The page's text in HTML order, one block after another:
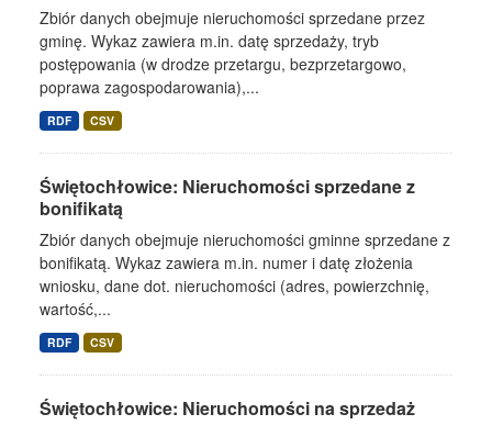
Zbiór danych obejmuje nieruchomości sprzedane przez
gminę. Wykaz zawiera m.in. datę sprzedaży, tryb
postępowania (w drodze przetargu, bezprzetargowo,
poprawa zagospodarowania),...
RDF CSV
Świętochłowice: Nieruchomości sprzedane z
bonifikatą
Zbiór danych obejmuje nieruchomości gminne sprzedane z
bonifikatą. Wykaz zawiera m.in. numer i datę złożenia
wniosku, dane dot. nieruchomości (adres, powierzchnię,
wartość,...
RDF CSV
Świętochłowice: Nieruchomości na sprzedaż